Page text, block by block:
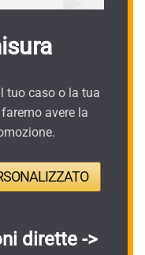
tuo caso o la tua
avere la
dirette ->